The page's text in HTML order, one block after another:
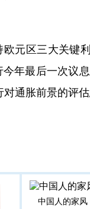
区三大关键利
年最后一次议
通胀前景的评估
中国人的家风